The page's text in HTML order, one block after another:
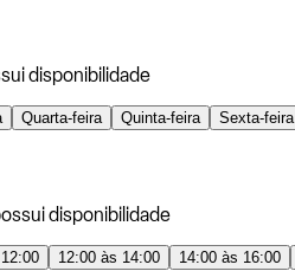
disponibilidade
Quarta-feira Quinta-feira Sexta-feira
disponibilidade
12:00 às 14:00 14:00 às 16:00